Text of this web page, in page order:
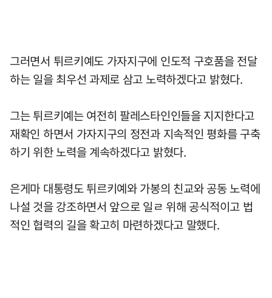
그러면서 튀르키예도 가자지구에 인도적 구호품을 전달
하는 일을 최우선 과제로 삼고 노력하겠다고 밝혔다.
그는 튀르키예는 여전히 팔레스타인인들을 지지한다고
재확인 하면서 가자지구의 정전과 지속적인 평화를 구축
하기 위한 노력을 계속하겠다고 밝혔다.
은게마 대통령도 튀르키예와 가봉의 친교와 공동 노력에
나설 것을 강조하면서 앞으로 일ㄹ 위해 공식적이고 법
적인 협력의 길을 확고히 마련하겠다고 말했다.